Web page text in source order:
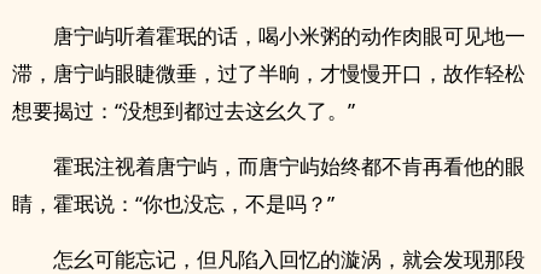
唐宁屿听着霍珉的话，喝小米粥的动作肉眼可见地一
滞，唐宁屿眼睫微垂，过了半晌，才慢慢开口，故作轻松
想要揭过：“没想到都过去这幺久了。”
霍珉注视着唐宁屿，而唐宁屿始终都不肯再看他的眼
睛，霍珉说：“你也没忘，不是吗？”
怎幺可能忘记，但凡陷入回忆的漩涡，就会发现那段